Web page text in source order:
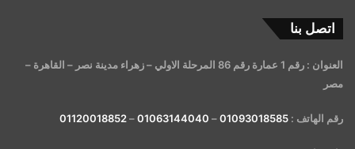
اتصل بنا
العنوان : رقم 1 عمارة رقم 86 المرحلة الاولي – زهراء مدينة نصر – القاهرة –
مصر
رقم الهاتف : 01093018585
–
01063144040
–
01120018852